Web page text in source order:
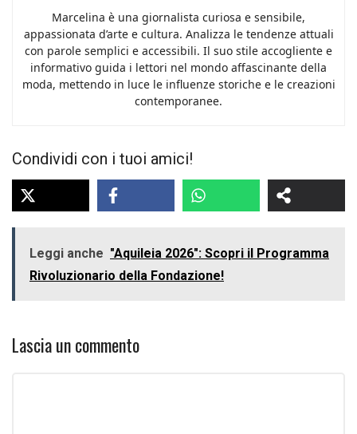
Marcelina è una giornalista curiosa e sensibile,
appassionata d’arte e cultura. Analizza le tendenze attuali
con parole semplici e accessibili. Il suo stile accogliente e
informativo guida i lettori nel mondo affascinante della
moda, mettendo in luce le influenze storiche e le creazioni
contemporanee.
Condividi con i tuoi amici!
Leggi anche "Aquileia 2026": Scopri il Programma
Rivoluzionario della Fondazione!
Lascia un commento